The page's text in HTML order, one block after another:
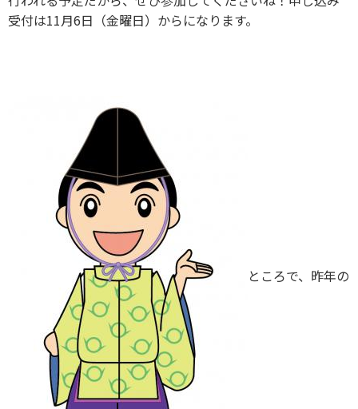
受付は11月6日（金曜日）からになります。
ところで、昨年の